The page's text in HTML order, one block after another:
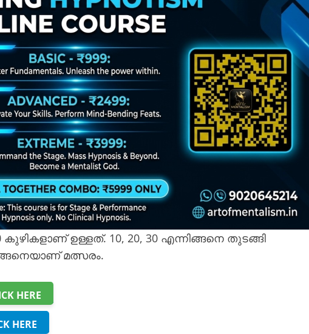
ഉള്ളത്. 10, 20, 30 എന്നിങ്ങനെ തുടങ്ങി
മത്സരം.
HERE
HERE